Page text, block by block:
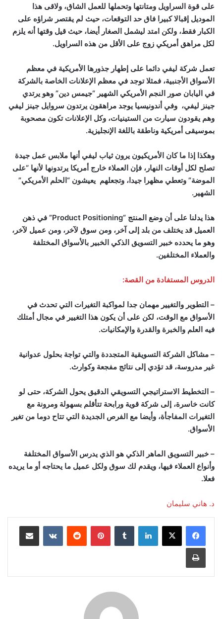
على قوة السراويل ومتانتها وتحملها للعمل الشاق، ولاقى هذا
الموديل إقبالا كبيرا فاق حد التوقعات، حيث لم يقتصر شراؤه على
الكبار فقط، ولكن امتد ليشمل الصغار أيضا، حيث قيل وقتها أنه يلزم
لكل مراهق أمريكي زوج على الأقل من هذه السراويل.
تعمل شركة ليفي دائما على إطهار جذورها الأمريكية في معظم
الأسواق الأجنبية، فمثلا توجد في معظم الإعلانات الخاصة بالشركة
في اليابان صور النجم الأمريكي الشهير “جيمس دين” وهو يرتدي
جينز ليفي، وفي أندونيسيا يوجد مراهقون يرتدون سروايل جينز ليفي
وهم يقودون سيارت من الستينيات، وكل الإعلانات تكون مصحوبة
بموسيقى أمريكية وناطقة باللغة الإنجليزية.
وهكذا إذا ما كان الأمريكيون يرون ثياب ليفي أنها ملابس عمل جيدة
تصلح لكل أوقات النهار، فإن العملاء خارج أمريكا يرتدونها لأنها “على
الموضة” وتعطي مظهرا جيدا، وتجعلهم يعيشون “الحلم الأمريكي”
الشهير.
هذا يدلنا على أن وضع المنتج “Product Positioning” في ذهن
العميل قد يختلف من بلد إلى آخر، ومن سوق لآخر، ومن عميل لآخر،
وهو ما يحدده خبير التسويق الذكي الخبير بالأسواق المختلفة
والعملاء المختلفين.
الدروس المستفادة من القصة:
– التطوير والتغيير مهمان جدا لمواكبة التغيرات التي تحدث في
الأسواق مع الوقت، لكن على أن يكون هذا التغيير في مجال أمتلك
فيه العلم والخبرة والقدرة والإمكانيات.
– مشاكل الشركة التسويقية المتجددة والتي تواجة بحلول عدوانية
غير مدروسة، قد تؤدي إلى نتائج مفجعة وكوارث.
– التخطيط الاستراتيجي التسويقي الدقيق يحول الشركة، حتى لو
كانت خاسرة، إلى شركة قوية ورابحة تتأقلم بسهولة ومرونة مع
التغيرات المفاجأة، وأيضا مع الفرص الجديدة التي تتاح دوما من تغير
الأسواق.
– خبير التسويق الماهر الذكي هو الذي يدرس الأسواق المختلفة
وأنواع العملاء فيها، ويقدم لك سوق ولكل عميل ما يحتاجه أو ما يريده
فعلا.
د. هاني سليمان
لينكدإن بينتيريست مشاركة عبر البريد
طباعة